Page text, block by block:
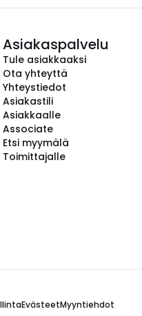
Asiakaspalvelu
Tule asiakkaaksi
Ota yhteyttä
Yhteystiedot
Asiakastili
Asiakkaalle
Associate
Etsi myymälä
Toimittajalle
EvästeetMyyntiehdot